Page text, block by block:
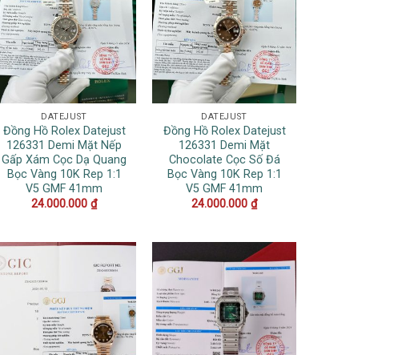
DATEJUST
Đồng Hồ Rolex Datejust
126331 Demi Mặt Nếp
Gấp Xám Cọc Dạ Quang
Bọc Vàng 10K Rep 1:1
V5 GMF 41mm
24.000.000 ₫
DATEJUST
Đồng Hồ Rolex Datejust
126331 Demi Mặt
Chocolate Cọc Số Đá
Bọc Vàng 10K Rep 1:1
V5 GMF 41mm
24.000.000 ₫